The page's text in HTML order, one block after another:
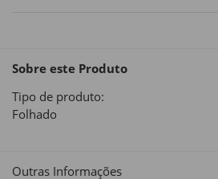
Sobre este Produto
Tipo de produto:
Folhado
Outras Informações